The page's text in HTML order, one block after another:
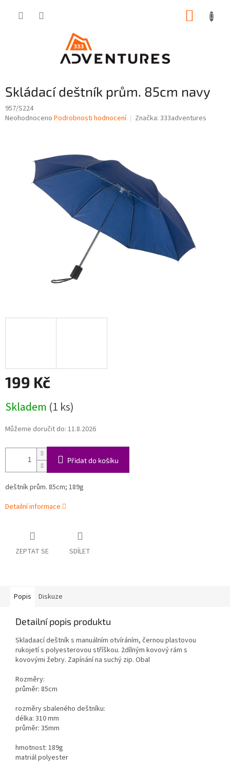
Skládací deštník prům. 85cm navy
957/S224
Průměrné
hvězdiček.
Neohodnoceno Podrobnosti hodnocení Značka: 333adventures
199 Kč
cena:
Skladem (1 ks)
Můžeme doručit do: 11.8.2026
Přidat do košíku
deštník prům. 85cm; 189g
Detailní informace
ZEPTAT SE SDÍLET
Popis Diskuze
Detailní popis produktu
Skladaací deštník s manuálním otvíráním, černou plastovou
rukojetí s polyesterovou stříškou. 2dílným kovový rám s
kovovými žebry. Zapínání na suchý zip. Obal
Rozměry:
průměr: 85cm
rozměry sbaleného deštníku:
délka: 310 mm
průměr: 35mm
hmotnost: 189g
matriál polyester